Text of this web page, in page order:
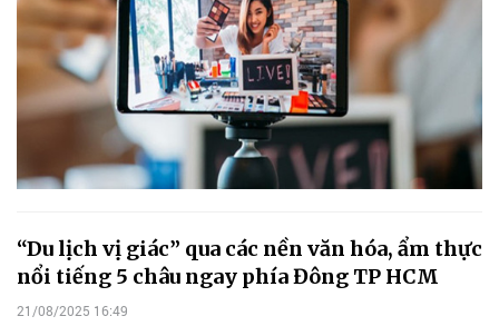
“Du lịch vị giác” qua các nền văn hóa, ẩm thực
nổi tiếng 5 châu ngay phía Đông TP HCM
21/08/2025 16:49